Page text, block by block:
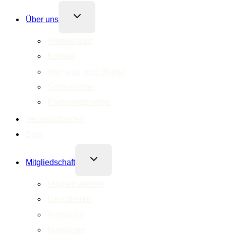
Über uns
Untermenü
Mitgliedschaft
Untermenü